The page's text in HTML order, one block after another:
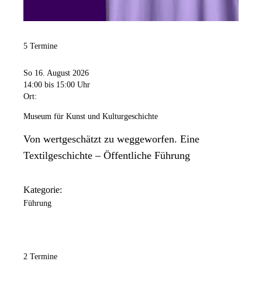
5 Termine
So 16. August 2026
14:00 bis 15:00 Uhr
Ort:
Museum für Kunst und Kulturgeschichte
Von wertgeschätzt zu weggeworfen. Eine
Textilgeschichte – Öffentliche Führung
Kategorie:
Führung
2 Termine